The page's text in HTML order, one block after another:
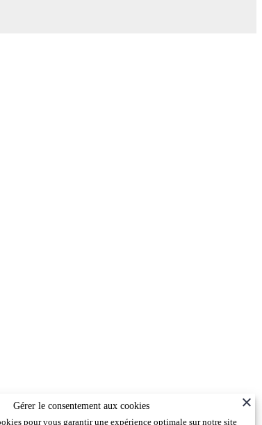
Gérer le consentement aux cookies
pour vous garantir une expérience optimale sur notre site